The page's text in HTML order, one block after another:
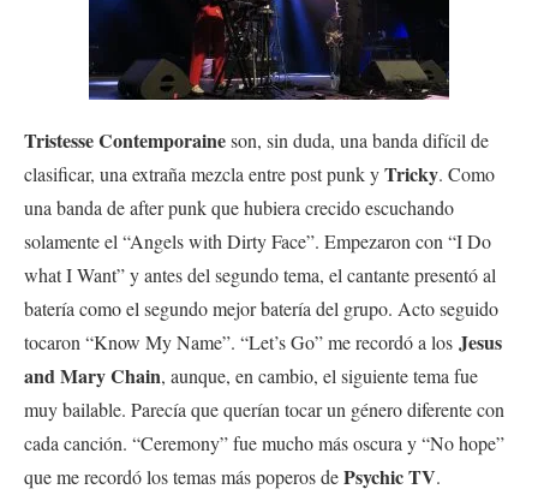
Tristesse Contemporaineson, sin duda, una banda difícil de
clasificar, una extraña mezcla entre post punk yTricky. Como
una banda de after punk que hubiera crecido escuchando
solamente el “Angels with Dirty Face”. Empezaron con “I Do
what I Want” y antes del segundo tema, el cantante presentó al
batería como el segundo mejor batería del grupo. Acto seguido
tocaron “Know My Name”. “Let’s Go” me recordó a los Jesus
and Mary Chain, aunque, en cambio, el siguiente tema fue
muy bailable. Parecía que querían tocar un género diferente con
cada canción. “Ceremony” fue mucho más oscura y “No hope”
que me recordó los temas más poperos dePsychic TV.